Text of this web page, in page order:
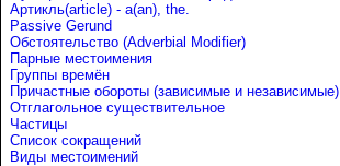
Артикль(article) - a(an), the.
Passive Gerund
Обстоятельство (Adverbial Modifier)
Парные местоимения
Группы времён
Причастные обороты (зависимые и независимые)
Отглагольное существительное
Частицы
Список сокращений
Виды местоимений